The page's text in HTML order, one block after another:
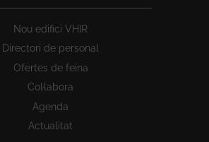
Nou edifici VHIR
Directori de personal
Ofertes de feina
Col·labora
Agenda
Actualitat